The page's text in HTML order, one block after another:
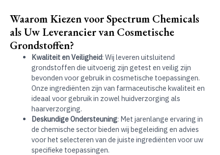
Waarom Kiezen voor Spectrum Chemicals
als Uw Leverancier van Cosmetische
Grondstoffen?
Kwaliteit en Veiligheid: Wij leveren uitsluitend
grondstoffen die uitvoerig zijn getest en veilig zijn
bevonden voor gebruik in cosmetische toepassingen.
Onze ingrediënten zijn van farmaceutische kwaliteit en
ideaal voor gebruik in zowel huidverzorging als
haarverzorging.
Deskundige Ondersteuning: Met jarenlange ervaring in
de chemische sector bieden wij begeleiding en advies
voor het selecteren van de juiste ingrediënten voor uw
specifieke toepassingen.